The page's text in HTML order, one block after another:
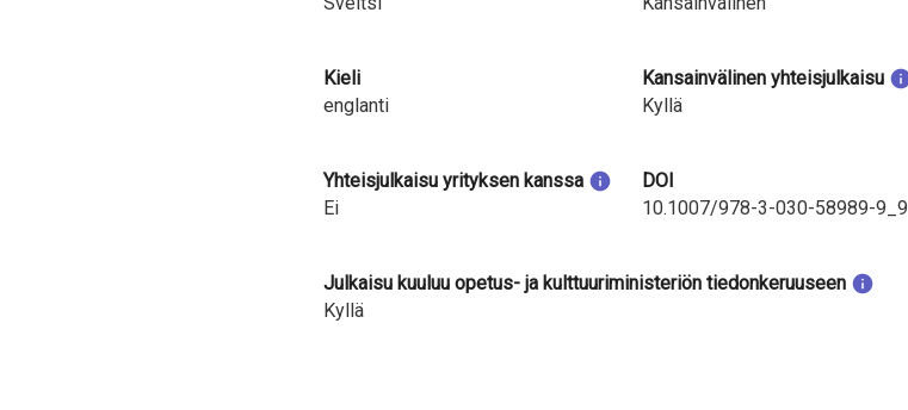
Kieli
englanti
Kansainvälinen yhteisjulkaisu
Kyllä
Yhteisjulkaisu yrityksen kanssa
Ei
DOI
10.1007/978-3-030-58989-9_9
Julkaisu kuuluu opetus- ja kulttuuriministeriön tiedonkeruuseen
Kyllä